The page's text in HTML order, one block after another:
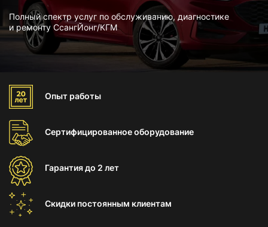
Полный спектр услуг по обслуживанию, диагностике
и ремонту СсангЙонг/КГМ
Опыт работы
Сертифицированноеоборудование
Гарантиядо 2 лет
Скидки постоянным клиентам